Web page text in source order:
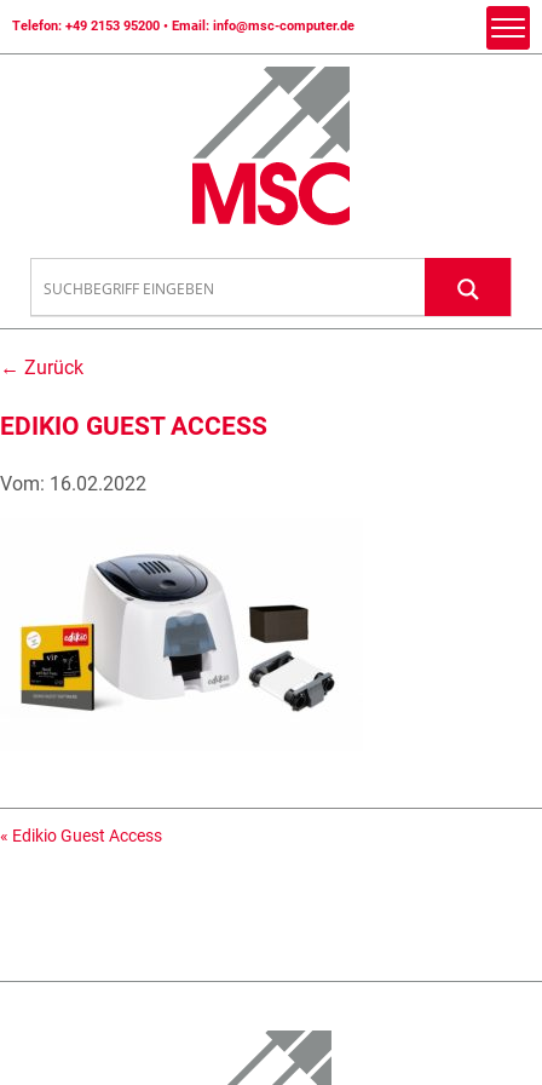
Telefon: +49 2153 95200 • Email: info@msc-computer.de
← Zurück
EDIKIO GUEST ACCESS
Vom: 16.02.2022
« Edikio Guest Access